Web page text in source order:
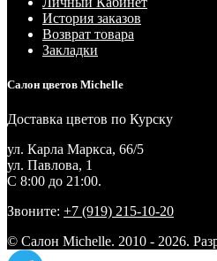
История заказов
Возврат товара
Закладки
Салон цветов Michelle
Доставка цветов по Курску
ул. Карла Маркса, 66/5
ул. Павлова, 1
С 8:00 до 21:00.
Звоните: +7 (919) 215-10-20
© Салон Michelle. 2010 - 2026.